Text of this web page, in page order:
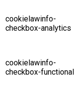
cookielawinfo-
checkbox-analytics
cookielawinfo-
checkbox-functional